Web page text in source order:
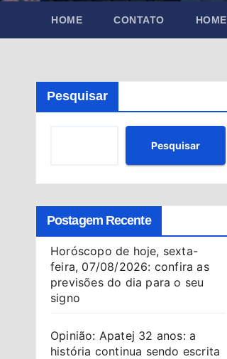
HOME CONTATO HOME
Pesquisar
Pesquisar
Postagem Recente
Horóscopo de hoje, sexta-
feira, 07/08/2026: confira as
previsões do dia para o seu
signo
Opinião: Apatej 32 anos: a
história continua sendo escrita